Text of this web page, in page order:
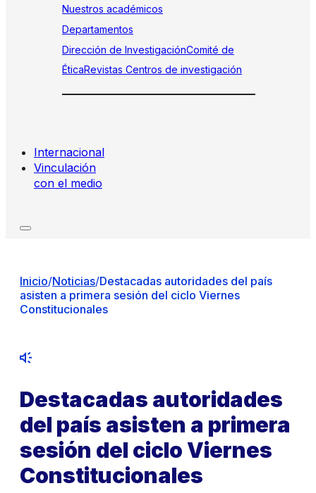
Nuestros académicos
Departamentos
Dirección de InvestigaciónComité de
ÉticaRevistas Centros de investigación
Internacional
Vinculación
con el medio
Inicio/Noticias/Destacadas autoridades del país
asisten a primera sesión del ciclo Viernes
Constitucionales
Destacadas autoridades
del país asisten a primera
sesión del ciclo Viernes
Constitucionales